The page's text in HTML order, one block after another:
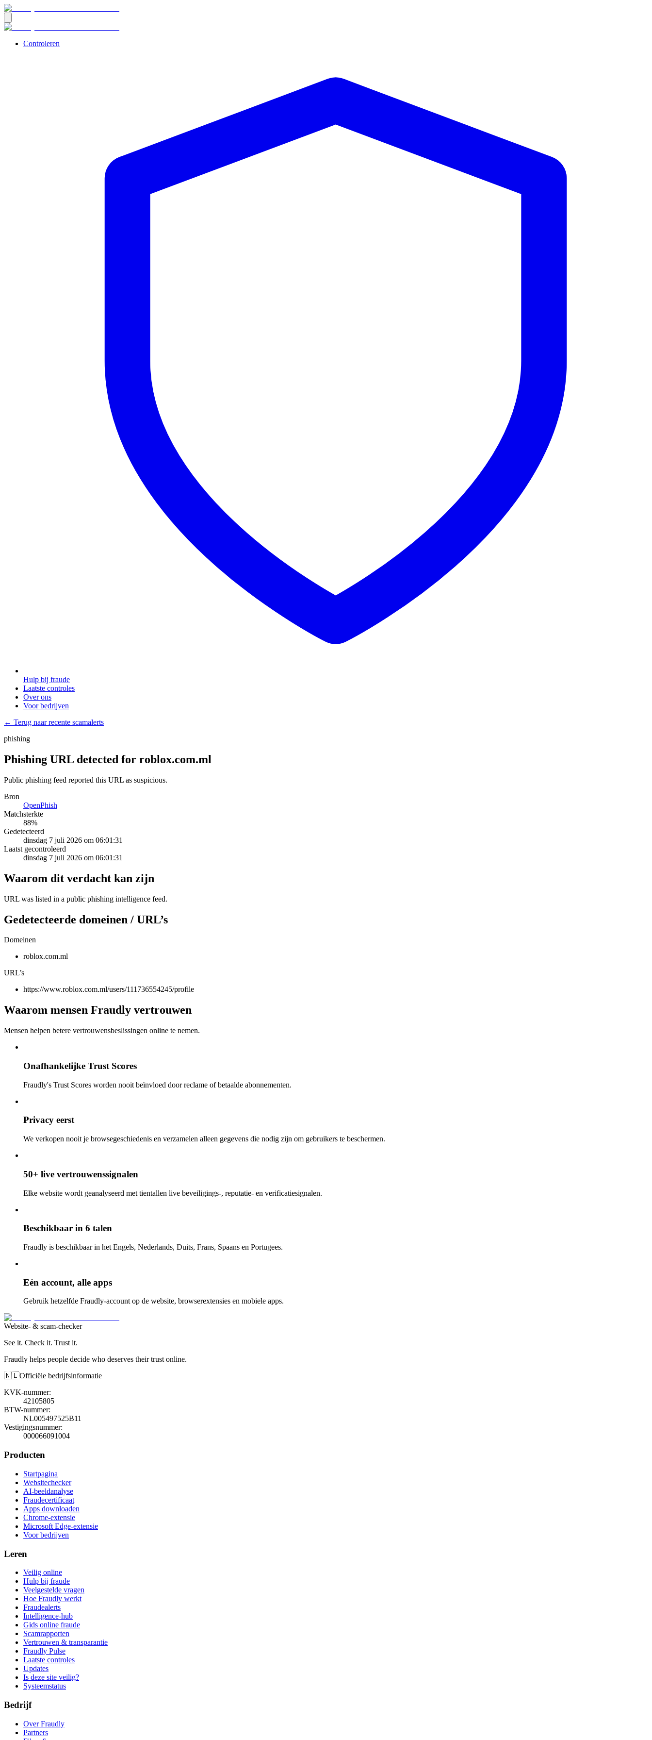
Controleren
Hulp bij fraude
Laatste controles
Over ons
Voor bedrijven
← Terug naar recente scamalerts
phishing
Phishing URL detected for roblox.com.ml
Public phishing feed reported this URL as suspicious.
Bron
OpenPhish
Matchsterkte
88%
Gedetecteerd
dinsdag 7 juli 2026 om 06:01:31
Laatst gecontroleerd
dinsdag 7 juli 2026 om 06:01:31
Waarom dit verdacht kan zijn
URL was listed in a public phishing intelligence feed.
Gedetecteerde domeinen / URL’s
Domeinen
roblox.com.ml
URL’s
https://www.roblox.com.ml/users/111736554245/profile
Waarom mensen Fraudly vertrouwen
Mensen helpen betere vertrouwensbeslissingen online te nemen.
Onafhankelijke Trust Scores
Fraudly's Trust Scores worden nooit beïnvloed door reclame of betaalde abonnementen.
Privacy eerst
We verkopen nooit je browsegeschiedenis en verzamelen alleen gegevens die nodig zijn om gebruikers te beschermen.
50+ live vertrouwenssignalen
Elke website wordt geanalyseerd met tientallen live beveiligings-, reputatie- en verificatiesignalen.
Beschikbaar in 6 talen
Fraudly is beschikbaar in het Engels, Nederlands, Duits, Frans, Spaans en Portugees.
Eén account, alle apps
Gebruik hetzelfde Fraudly-account op de website, browserextensies en mobiele apps.
Website- & scam-checker
See it. Check it. Trust it.
Fraudly helps people decide who deserves their trust online.
🇳🇱Officiële bedrijfsinformatie
KVK-nummer:
42105805
BTW-nummer:
NL005497525B11
Vestigingsnummer:
000066091004
Producten
Startpagina
Websitechecker
AI-beeldanalyse
Fraudecertificaat
Apps downloaden
Chrome-extensie
Microsoft Edge-extensie
Voor bedrijven
Leren
Veilig online
Hulp bij fraude
Veelgestelde vragen
Hoe Fraudly werkt
Fraudealerts
Intelligence-hub
Gids online fraude
Scamrapporten
Vertrouwen & transparantie
Fraudly Pulse
Laatste controles
Updates
Is deze site veilig?
Systeemstatus
Bedrijf
Over Fraudly
Partners